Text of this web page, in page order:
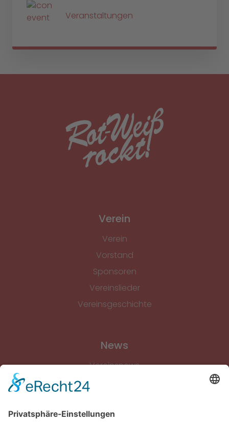
Veranstaltungen
Verein
Verein
Vorstand
Sponsoren
Vereinslieder
Vereinsgeschichte
News
Vereinsnews
Gymnastik & Aerobic